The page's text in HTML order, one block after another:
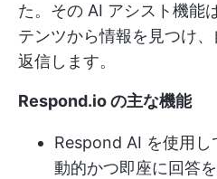
た。その AI アシスト機能
テンツから情報を見つけ
返信します。
Respond.io の主な機能
Respond AI を使用し
動的かつ即座に回答を